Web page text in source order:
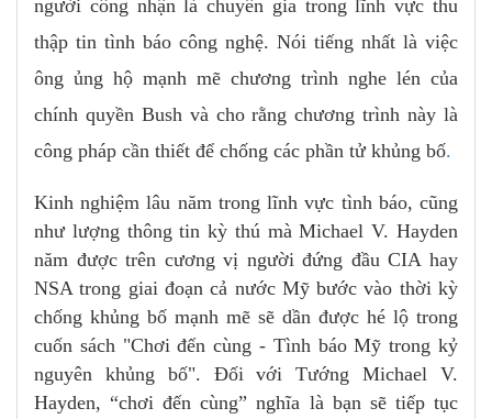
người công nhận là chuyên gia trong lĩnh vực thu
thập tin tình báo công nghệ. Nói tiếng nhất là việc
ông ủng hộ mạnh mẽ chương trình nghe lén của
chính quyền Bush và cho rằng chương trình này là
công pháp cần thiết để chống các phần tử khủng bố.
Kinh nghiệm lâu năm trong lĩnh vực tình báo, cũng
như lượng thông tin kỳ thú mà Michael V. Hayden
năm được trên cương vị người đứng đầu CIA hay
NSA trong giai đoạn cả nước Mỹ bước vào thời kỳ
chống khủng bố mạnh mẽ sẽ dần được hé lộ trong
cuốn sách "Chơi đến cùng - Tình báo Mỹ trong kỷ
nguyên khủng bố". Đối với Tướng Michael V.
Hayden, “chơi đến cùng” nghĩa là bạn sẽ tiếp tục